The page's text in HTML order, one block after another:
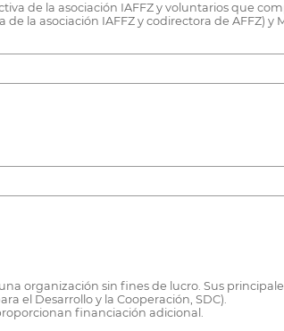
de la asociación IAFFZ y voluntarios que
la asociación IAFFZ y codirectora de AFFZ) y
organización sin fines de lucro. Sus
el Desarrollo y la Cooperación, SDC).
financiación adicional.